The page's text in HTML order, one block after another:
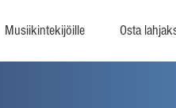
Musiikintekijöille Osta